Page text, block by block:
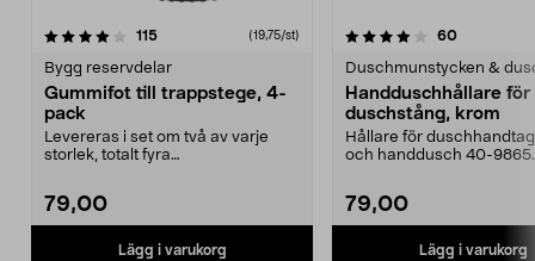
115recensioner (19,75/st)
Bygg reservdelar
Gummifot till trappstege, 4-
pack
Levereras i set om två av varje
storlek, totalt fyra
79,00
Lägg i varukorg
4.0 av 5 stjärnor 60
Duschmunstycken &
Handduschhållare
duschstång, krom
Hållare för
och handdusch 40-
79,00
Lägg i varukorg
4.5 av 5 stjärnor